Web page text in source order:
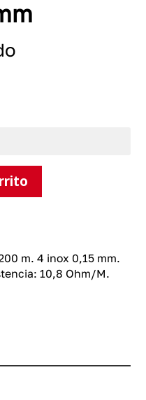
m. 4 inox 0,15 mm.
10,8 Ohm/M.